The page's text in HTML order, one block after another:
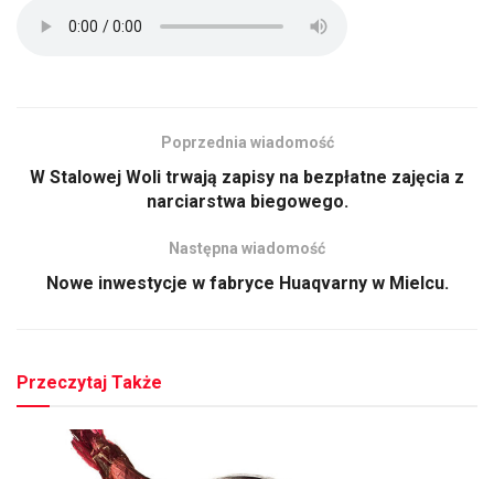
Poprzednia wiadomość
W Stalowej Woli trwają zapisy na bezpłatne zajęcia z
narciarstwa biegowego.
Następna wiadomość
Nowe inwestycje w fabryce Huaqvarny w Mielcu.
Przeczytaj Także